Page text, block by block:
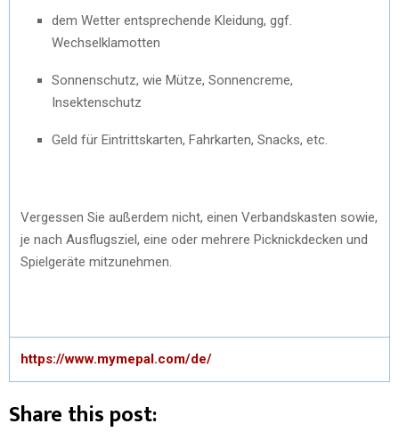
dem Wetter entsprechende Kleidung, ggf.
Wechselklamotten
Sonnenschutz, wie Mütze, Sonnencreme,
Insektenschutz
Geld für Eintrittskarten, Fahrkarten, Snacks, etc.
Vergessen Sie außerdem nicht, einen Verbandskasten sowie,
je nach Ausflugsziel, eine oder mehrere Picknickdecken und
Spielgeräte mitzunehmen.
https://www.mymepal.com/de/
Share this post: